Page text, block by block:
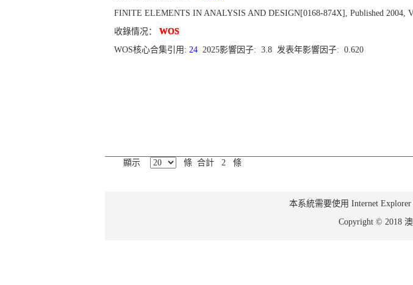
FINITE ELEMENTS IN ANALYSIS AND DESIGN[0168-874X], Published 2004,
收錄情况： WOS
WOS核心合集引用: 24 2025影響因子: 3.8 发表年影響因子: 0.620
顯示
條 合計 2 條
本系統需要使用 Internet
Copyright © 2018